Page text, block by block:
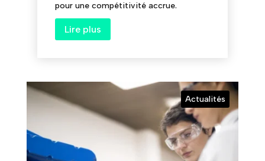
pour une compétitivité accrue.
Lire plus
Actualités